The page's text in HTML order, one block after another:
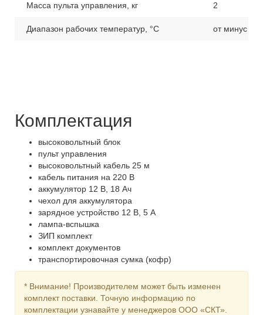
Масса пульта управления, кг 2
Диапазон рабочих температур, °С от минус 40
Комплектация
высоковольтный блок
пульт управления
высоковольтный кабель 25 м
кабель питания на 220 В
аккумулятор 12 В, 18 Ач
чехол для аккумулятора
зарядное устройство 12 В, 5 А
лампа-вспышка
ЗИП комплект
комплект документов
транспортировочная сумка (кофр)
* Внимание! Производителем может быть изменен
комплект поставки. Точную информацию по
комплектации узнавайте у менеджеров ООО «СКТ».